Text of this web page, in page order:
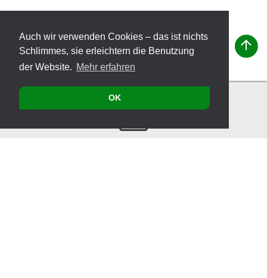
Auch wir verwenden Cookies – das ist nichts
Schlimmes, sie erleichtern die Benutzung
der Website. Mehr erfahren
OK